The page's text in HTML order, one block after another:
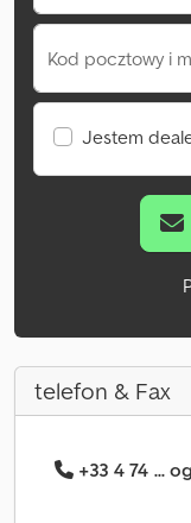
Kod pocztowy i
Jestem
telefon & Fax
+33 4 74 ...